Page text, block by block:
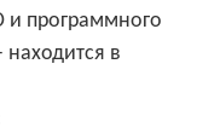
и программного
в